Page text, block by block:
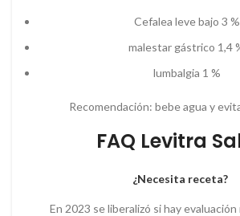
Cefalea leve bajo 3 %
malestar gástrico 1,4
lumbalgia 1 %
Recomendación: bebe agua y
FAQ Levitra
¿Necesita receta?
En 2023 se liberalizó si hay